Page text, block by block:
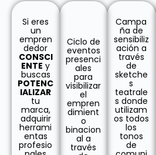
Si eres
un
empren
dedor
CONSCI
ENTE y
buscas
POTENC
IALIZAR
tu
marca,
adquirir
herrami
entas
profesio
Ciclo de
eventos
presenci
ales
para
visibilizar
el
empren
dimient
o
binacion
al a
través
Campa
ña de
sensibiliz
ación a
través
de
sketche
s
teatrale
s donde
utilizam
os todos
los
tonos
de